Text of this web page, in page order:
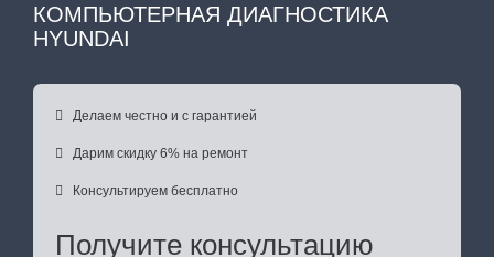
КОМПЬЮТЕРНАЯ ДИАГНОСТИКА
HYUNDAI
 Делаем честно и с гарантией
 Дарим скидку 6% на ремонт
 Консультируем бесплатно
Получите консультацию